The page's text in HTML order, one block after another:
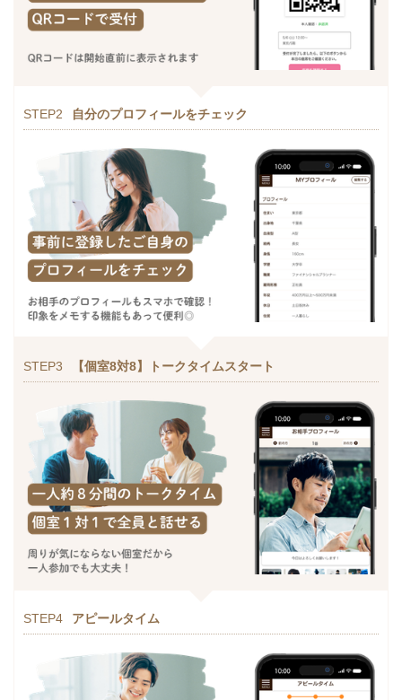
STEP2 自分のプロフィールをチェック
STEP3 【個室8対8】トークタイムスタート
STEP4 アピールタイム